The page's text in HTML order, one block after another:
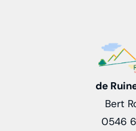
de
Bert
0546